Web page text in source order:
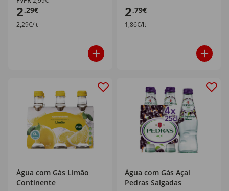
2,29€
2,29€/lt
2,79€
1,86€/lt
Água com Gás Limão
Continente
Água com Gás Açaí
Pedras Salgadas